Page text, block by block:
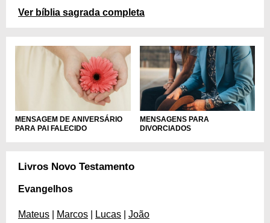
Ver bíblia sagrada completa
MENSAGEM DE ANIVERSÁRIO
PARA PAI FALECIDO
MENSAGENS PARA
DIVORCIADOS
Livros Novo Testamento
Evangelhos
Mateus Marcos Lucas João